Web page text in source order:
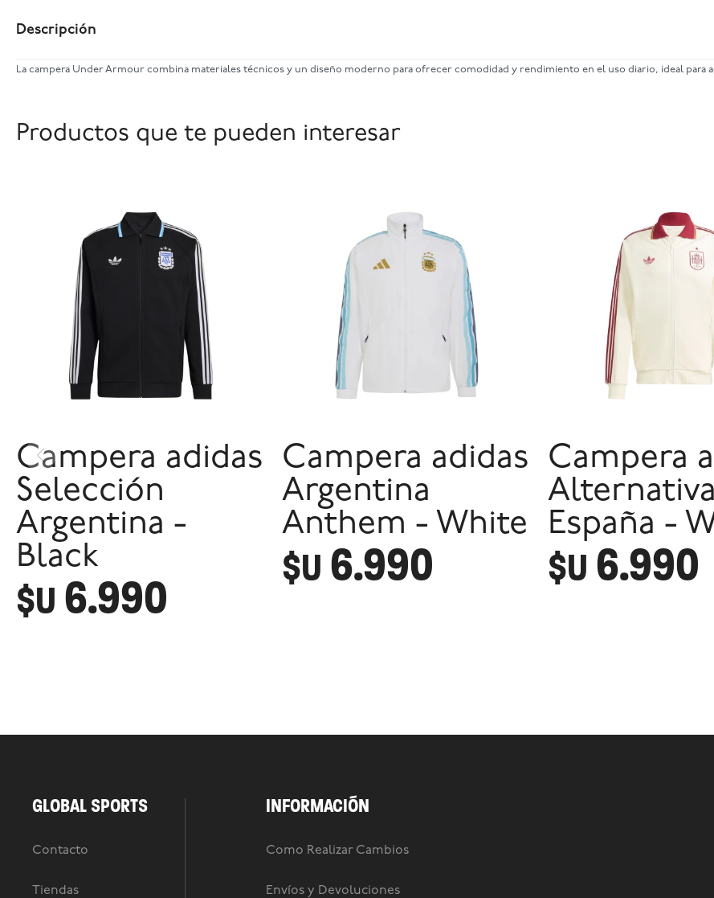
Descripción
La campera Under Armour combina materiales técnicos y un diseño moderno para ofrecer comodidad y rendimiento en el uso diario, ideal para
Productos que te pueden interesar
Campera adidas
Selección
Argentina -
Black
$U 6.990
Campera adidas
Argentina
Anthem - White
$U 6.990
Campera
Alternativa
España -
$U 6.990
GLOBAL SPORTS
Contacto
Tiendas
INFORMACIÓN
Como Realizar Cambios
Envíos y Devoluciones